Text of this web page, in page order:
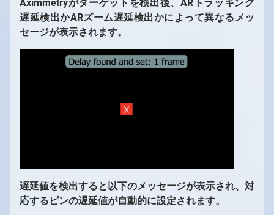
Aximmetryがターゲットを検出後、ARトラッキング
遅延検出かARズーム遅延検出かによって異なるメッ
セージが表示されます。
遅延値を検出すると以下のメッセージが表示され、対
応するピンの遅延値が自動的に設定されます。